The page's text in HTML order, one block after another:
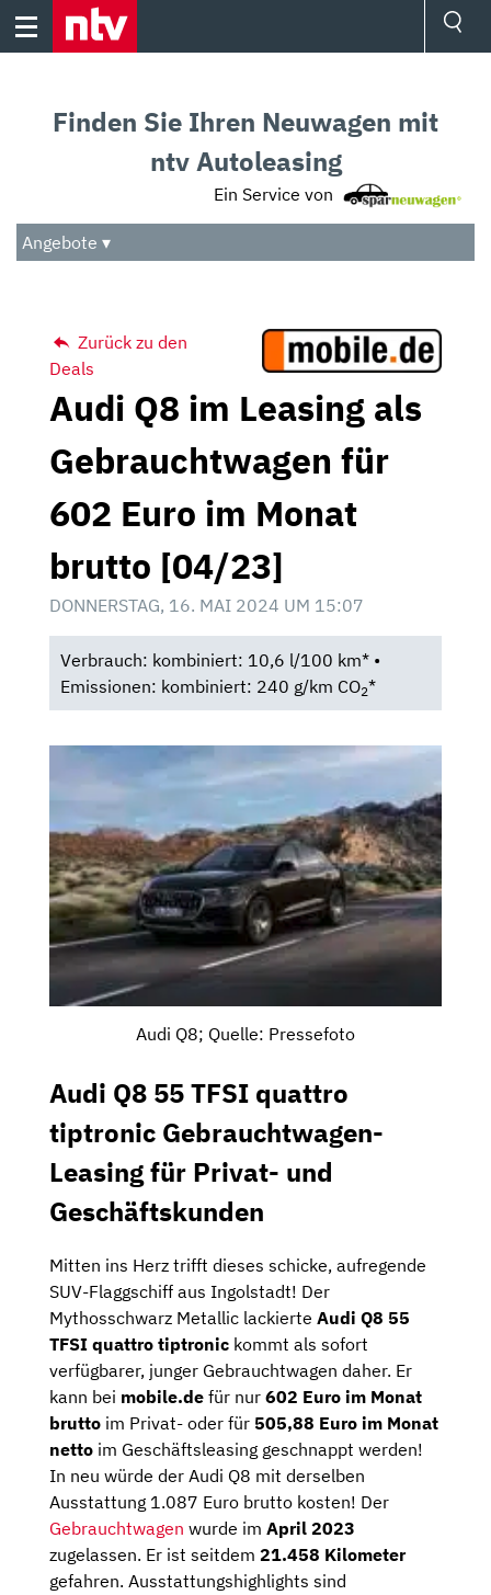
Skip
Audio
Das Beste
Finden Sie Ihren Neuwagen mit
ntv Autoleasing
Ein Service von
Angebote ▾
Zurück zu den
Deals
Audi Q8 im Leasing als
Gebrauchtwagen für
602 Euro im Monat
brutto [04/23]
DONNERSTAG, 16. MAI 2024 UM 15:07
Verbrauch: kombiniert: 10,6 l/100 km* •
Emissionen: kombiniert: 240 g/km CO2*
Audi Q8; Quelle: Pressefoto
Audi Q8 55 TFSI quattro
tiptronic Gebrauchtwagen-
Leasing für Privat- und
Geschäftskunden
Mitten ins Herz trifft dieses schicke, aufregende
SUV-Flaggschiff aus Ingolstadt! Der
Mythosschwarz Metallic lackierte Audi Q8 55
TFSI quattro tiptronic kommt als sofort
verfügbarer, junger Gebrauchtwagen daher. Er
kann bei mobile.de für nur 602 Euro im Monat
brutto im Privat- oder für 505,88 Euro im Monat
netto im Geschäftsleasing geschnappt werden!
In neu würde der Audi Q8 mit derselben
Ausstattung 1.087 Euro brutto kosten! Der
Gebrauchtwagen wurde im April 2023
zugelassen. Er ist seitdem 21.458 Kilometer
gefahren. Ausstattungshighlights sind